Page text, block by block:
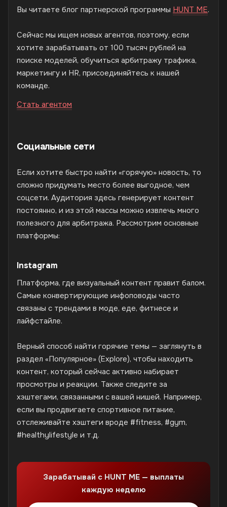
Вы читаете блог партнерской программы HUNT ME.
Сейчас мы ищем новых агентов, поэтому, если
хотите зарабатывать от 100 тысяч рублей на
поиске моделей, обучиться арбитражу трафика,
маркетингу и HR, присоединяйтесь к нашей
команде.
Стать агентом
Социальные сети
Если хотите быстро найти «горячую» новость, то
сложно придумать место более выгодное, чем
соцсети. Аудитория здесь генерирует контент
постоянно, и из этой массы можно извлечь много
полезного для арбитража. Рассмотрим основные
платформы:
Instagram
Платформа, где визуальный контент правит балом.
Самые конвертирующие инфоповоды часто
связаны с трендами в моде, еде, фитнесе и
лайфстайле.
Верный способ найти горячие темы — заглянуть в
раздел «Популярное» (Explore), чтобы находить
контент, который сейчас активно набирает
просмотры и реакции. Также следите за
хэштегами, связанными с вашей нишей. Например,
если вы продвигаете спортивное питание,
отслеживайте хэштеги вроде #fitness, #gym,
#healthylifestyle и т.д.
Зарабатывай с HUNT ME — выплаты
каждую неделю